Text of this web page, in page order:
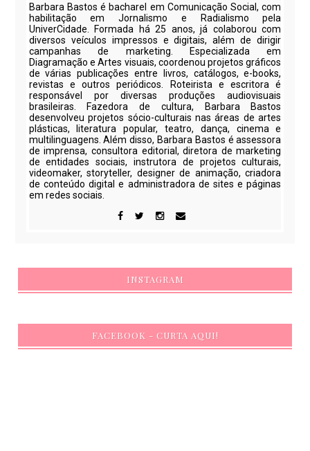
Barbara Bastos é bacharel em Comunicação Social, com
habilitação em Jornalismo e Radialismo pela
UniverCidade. Formada há 25 anos, já colaborou com
diversos veículos impressos e digitais, além de dirigir
campanhas de marketing. Especializada em
Diagramação e Artes visuais, coordenou projetos gráficos
de várias publicações entre livros, catálogos, e-books,
revistas e outros periódicos. Roteirista e escritora é
responsável por diversas produções audiovisuais
brasileiras. Fazedora de cultura, Barbara Bastos
desenvolveu projetos sócio-culturais nas áreas de artes
plásticas, literatura popular, teatro, dança, cinema e
multilinguagens. Além disso, Barbara Bastos é assessora
de imprensa, consultora editorial, diretora de marketing
de entidades sociais, instrutora de projetos culturais,
videomaker, storyteller, designer de animação, criadora
de conteúdo digital e administradora de sites e páginas
em redes sociais.
INSTAGRAM
FACEBOOK - CURTA AQUI!